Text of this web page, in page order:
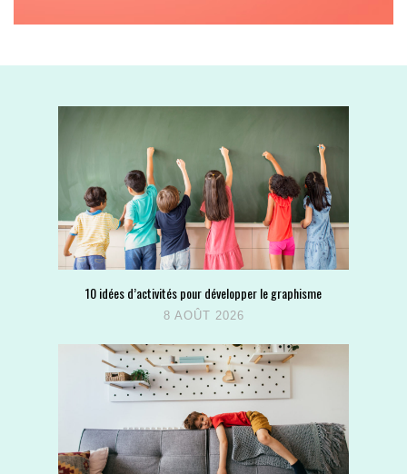
10 idées d’activités pour développer le graphisme
8 AOÛT 2026